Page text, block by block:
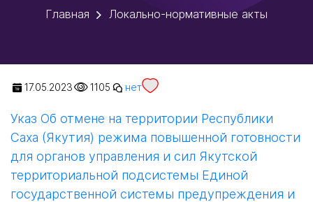
Главная Локально-нормативные акты
17.05.2023 1105 нет
Указ Об отмене на территории Республики
Саха (Якутия) режима повышенной готовности
для органов управления и сил Якутской
территориальной подсистемы Единой
государственной системы предупреждения и